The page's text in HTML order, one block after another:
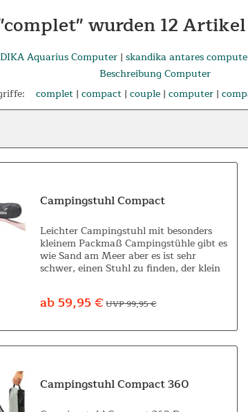
wurden12Artikel
Aquarius Computer| skandika antares
Beschreibung Computer
complet | compact | couple | computer |
Campingstuhl Compact
Leichter Campingstuhl mit besonders
kleinem Packmaß Campingstühle gibt es
wie Sand am Meer aber es ist sehr
schwer, einen Stuhl zu finden, der klein
außerdem extrem...
ab 59,95 € UVP 99,95 €
Campingstuhl Compact 360